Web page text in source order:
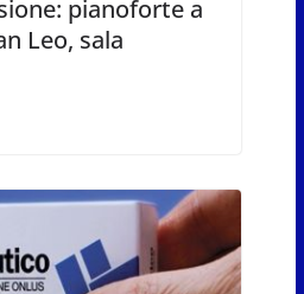
pianoforte a
Leo, sala